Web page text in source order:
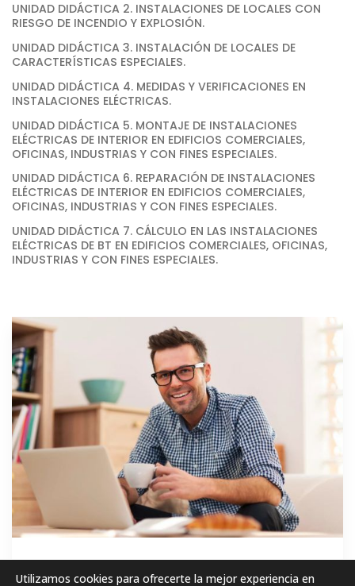
UNIDAD DIDÁCTICA 2. INSTALACIONES DE LOCALES CON
RIESGO DE INCENDIO Y EXPLOSIÓN.
UNIDAD DIDÁCTICA 3. INSTALACIÓN DE LOCALES DE
CARACTERÍSTICAS ESPECIALES.
UNIDAD DIDÁCTICA 4. MEDIDAS Y VERIFICACIONES EN
INSTALACIONES ELÉCTRICAS.
UNIDAD DIDÁCTICA 5. MONTAJE DE INSTALACIONES
ELÉCTRICAS DE INTERIOR EN EDIFICIOS COMERCIALES,
OFICINAS, INDUSTRIAS Y CON FINES ESPECIALES.
UNIDAD DIDÁCTICA 6. REPARACIÓN DE INSTALACIONES
ELÉCTRICAS DE INTERIOR EN EDIFICIOS COMERCIALES,
OFICINAS, INDUSTRIAS Y CON FINES ESPECIALES.
UNIDAD DIDÁCTICA 7. CÁLCULO EN LAS INSTALACIONES
ELÉCTRICAS DE BT EN EDIFICIOS COMERCIALES, OFICINAS,
INDUSTRIAS Y CON FINES ESPECIALES.
GRATIS
Utilizamos cookies para ofrecerte la mejor experiencia en